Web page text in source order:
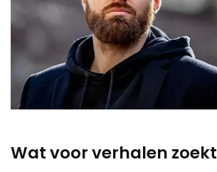
Wat voor verhalen